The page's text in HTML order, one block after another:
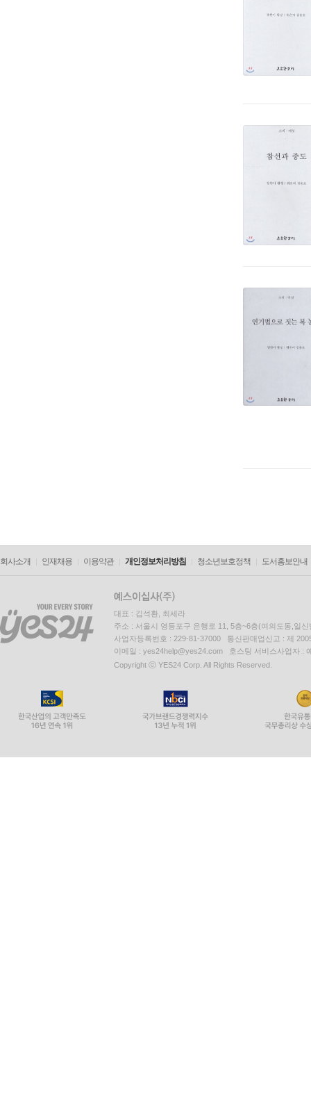
회사소개 인재채용 이용약관 개인정보처리방침 청소년보호정책 도서홍보안내
대표 : 김석환, 최세라
주소 : 서울시 영등포구 은행로 11, 5층~6층(여의도동,일신
사업자등록번호 : 229-81-37000 통신판매업신고 : 제
이메일 : yes24help@yes24.com 호스팅 서비스사업자 :
Copyright ⓒ YES24 Corp. All Rights Reserved.